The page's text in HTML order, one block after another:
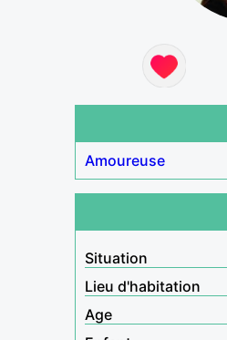
Amoureuse
Situation
Lieu d'habitation
Age